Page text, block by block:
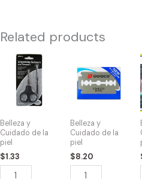
Related products
Belleza y
Cuidado de la
piel
$1.33
55408
GROOMING
SCISSORS
&
TWEEZERS
quantity
Belleza y
Cuidado de la
piel
$8.20
NAVAJA
DOBLE
FILO
DORCO
AZUL(10)
quantity